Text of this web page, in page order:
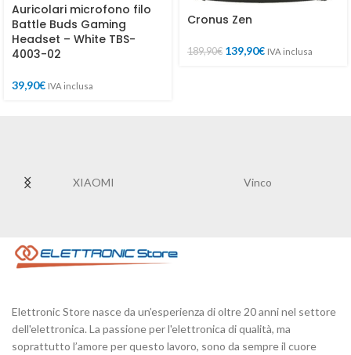
Auricolari microfono filo
Battle Buds Gaming
Headset – White TBS-
4003-02
39,90€ IVA inclusa
Cronus Zen
189,90€ 139,90€ IVA inclusa
XIAOMI Vinco
Elettronic Store nasce da un’esperienza di oltre 20 anni nel settore
dell'elettronica. La passione per l'elettronica di qualità, ma
soprattutto l’amore per questo lavoro, sono da sempre il cuore